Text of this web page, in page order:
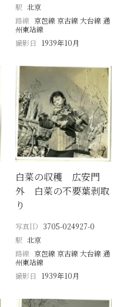
駅 北京
路線 京包線 京古線 大台線 通
州東站線
撮影日
1939年10月
白菜の収穫 広安門
外 白菜の不要葉剥取
り
写真ID 3705-024927-0
駅 北京
路線 京包線 京古線 大台線 通
州東站線
撮影日
1939年10月